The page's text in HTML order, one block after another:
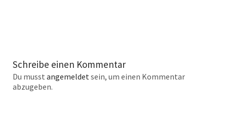
Schreibe einen Kommentar
Du musst angemeldet sein, um einen Kommentar
abzugeben.